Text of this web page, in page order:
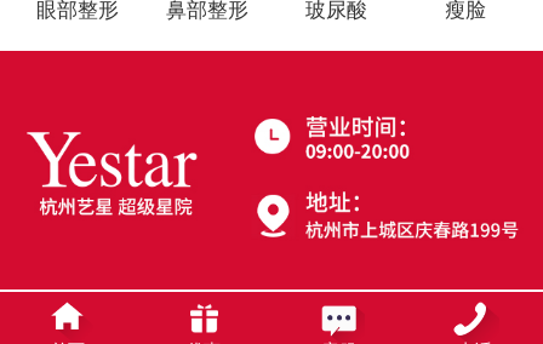
眼部整形 鼻部整形 玻尿酸 瘦脸